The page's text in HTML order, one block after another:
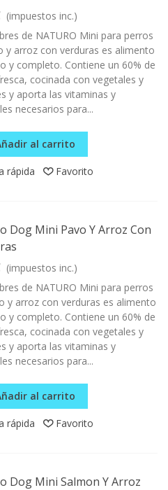
(impuestos inc.)
de NATURO Mini para perros
y arroz con verduras es alimento
y completo. Contiene un 60% de
cocinada con vegetales y
y aporta las vitaminas y
necesarios para...
al carrito
rápida Favorito
Dog Mini Pavo Y Arroz Con
(impuestos inc.)
de NATURO Mini para perros
y arroz con verduras es alimento
y completo. Contiene un 60% de
cocinada con vegetales y
y aporta las vitaminas y
necesarios para...
al carrito
rápida Favorito
Dog Mini Salmon Y Arroz